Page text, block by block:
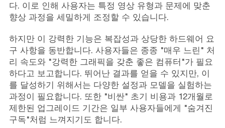
다. 이로 인해 사용자는 특정 영상 유형과 문제에 맞춘
향상 과정을 세밀하게 조정할 수 있습니다.
하지만 이 강력한 기능은 복잡성과 상당한 하드웨어 요
구 사항을 동반합니다. 사용자들은 종종 "매우 느린" 처
리 속도와 "강력한 그래픽을 갖춘 좋은 컴퓨터"가 필요
하다고 보고합니다. 뛰어난 결과를 얻을 수 있지만, 이
를 달성하기 위해서는 다양한 설정과 모델을 실험하는
과정이 필요합니다. 또한 "비싼" 초기 비용과 12개월로
제한된 업그레이드 기간은 일부 사용자들에게 "숨겨진
구독"처럼 느껴지기도 합니다.